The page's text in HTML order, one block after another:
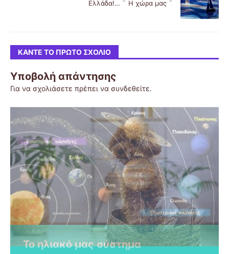
Ελλάδα!… ¨ Η χώρα μας ¨
ΚΆΝΤΕ ΤΟ ΠΡΏΤΟ ΣΧΌΛΙΟ
Υποβολή απάντησης
Για να σχολιάσετε πρέπει να συνδεθείτε.
Το σκακι
Ναύπλιο
Το ηλιακό μας σύστημα
Οδηγίες για Κατασκήνωση